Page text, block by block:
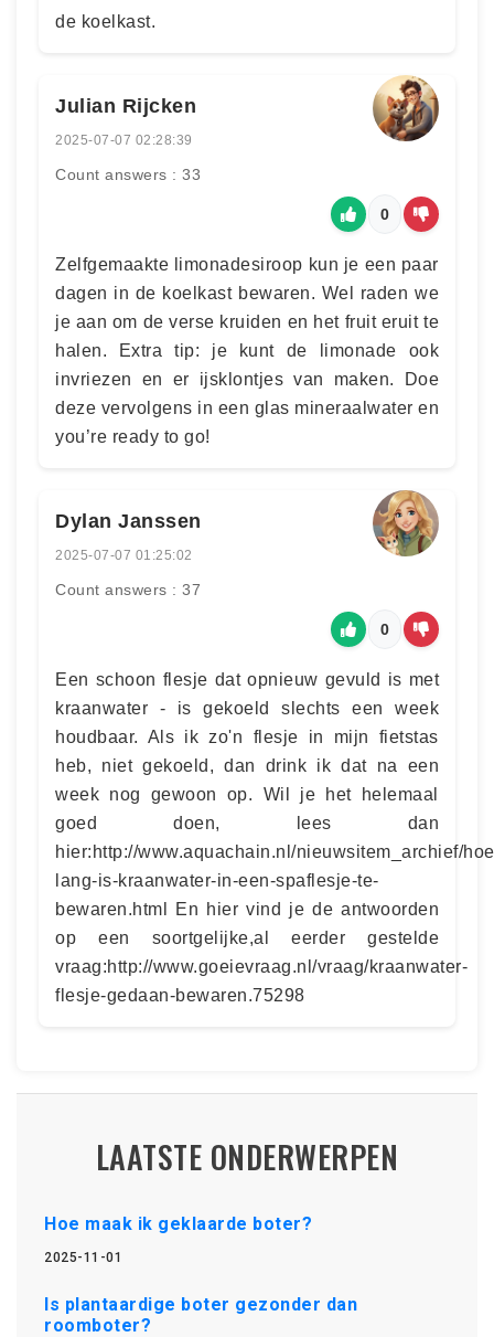
de koelkast.
Julian Rijcken
2025-07-07 02:28:39
Count answers : 33
0
Zelfgemaakte limonadesiroop kun je een paar
dagen in de koelkast bewaren. Wel raden we
je aan om de verse kruiden en het fruit eruit te
halen. Extra tip: je kunt de limonade ook
invriezen en er ijsklontjes van maken. Doe
deze vervolgens in een glas mineraalwater en
you’re ready to go!
Dylan Janssen
2025-07-07 01:25:02
Count answers : 37
0
Een schoon flesje dat opnieuw gevuld is met
kraanwater - is gekoeld slechts een week
houdbaar. Als ik zo'n flesje in mijn fietstas
heb, niet gekoeld, dan drink ik dat na een
week nog gewoon op. Wil je het helemaal
goed doen, lees dan
hier:http://www.aquachain.nl/nieuwsitem_archief/
lang-is-kraanwater-in-een-spaflesje-te-
bewaren.html En hier vind je de antwoorden
op een soortgelijke,al eerder gestelde
vraag:http://www.goeievraag.nl/vraag/kraanwater-
flesje-gedaan-bewaren.75298
LAATSTE ONDERWERPEN
Hoe maak ik geklaarde boter?
2025-11-01
Is plantaardige boter gezonder dan
roomboter?